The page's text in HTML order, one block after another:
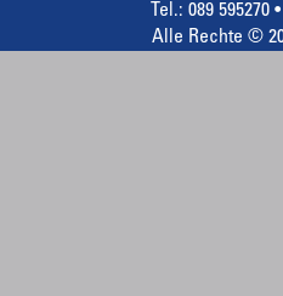
Tel.: 089 595270
Alle Rechte ©